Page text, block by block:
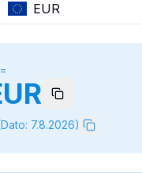
EUR
7.8.2026)